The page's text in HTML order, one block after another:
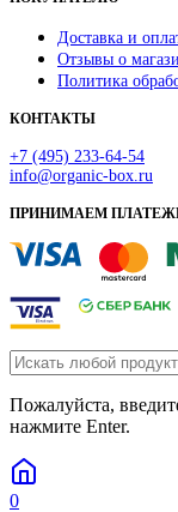
Доставка и
Отзывы о
Политика
КОНТАКТЫ
+7 (495) 233-64-54
info@organic-box.ru
ПРИНИМАЕМ
Пожалуйста,
нажмите Enter.
0